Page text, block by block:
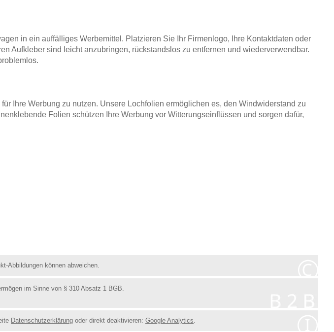
in ein auffälliges Werbemittel. Platzieren Sie Ihr Firmenlogo, Ihre Kontaktdaten oder
Aufkleber sind leicht anzubringen, rückstandslos zu entfernen und wiederverwendbar.
Ihre Werbung zu nutzen. Unsere Lochfolien ermöglichen es, den Windwiderstand zu
Folien schützen Ihre Werbung vor Witterungseinflüssen und sorgen dafür,
Abbildungen können abweichen.
im Sinne von § 310 Absatz 1 BGB.
Datenschutzerklärung oder direkt deaktivieren: Google Analytics